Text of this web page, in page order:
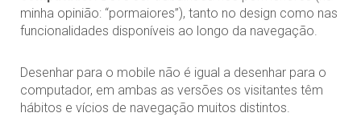
minha opinião: “pormaiores”), tanto no design como nas
funcionalidades disponíveis ao longo da navegação.
Desenhar para o mobile não é igual a desenhar para o
computador, em ambas as versões os visitantes têm
hábitos e vícios de navegação muitos distintos.